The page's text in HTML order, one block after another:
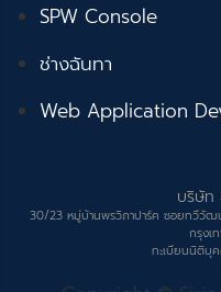
SPW Console
ช่างฉันทา
Web Application
บริษัท
30/23 หมู่บ้านพรวิภาปาร์ค ซอยทวีวั
กรุงเ
ทะเบียนนิติบุค